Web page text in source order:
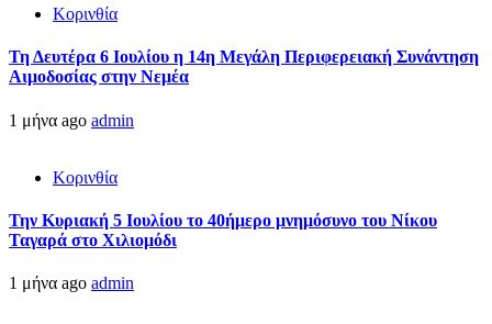
Κορινθία
Τη Δευτέρα 6 Ιουλίου η 14η Μεγάλη Περιφερειακή Συνάντηση
Αιμοδοσίας στην Νεμέα
1 μήνα ago admin
Κορινθία
Την Κυριακή 5 Ιουλίου το 40ήμερο μνημόσυνο του Νίκου
Ταγαρά στο Χιλιομόδι
1 μήνα ago admin